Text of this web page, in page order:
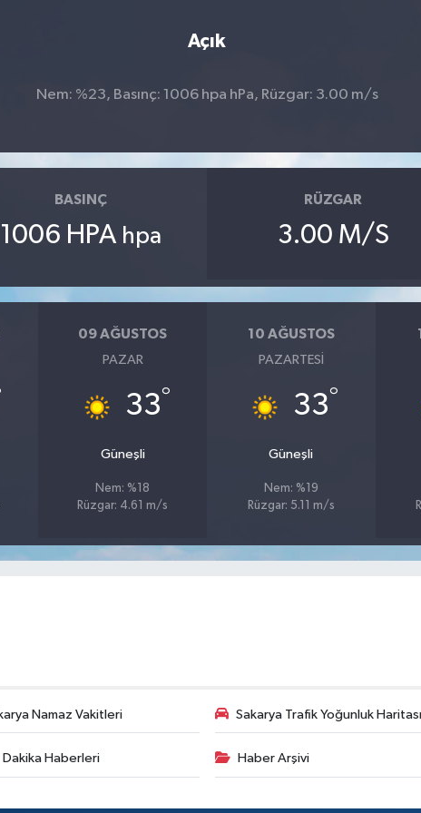
Açık
Nem: %23, Basınç: 1006 hpa hPa, Rüzgar: 3.00 m/s
BASINÇ
1006 HPA hpa
RÜZGAR
3.00 M/S
09 AĞUSTOS
PAZAR
33°
Güneşli
Nem: %18
Rüzgar: 4.61 m/s
10 AĞUSTOS
PAZARTESI
33°
Güneşli
Nem: %19
Rüzgar: 5.11 m/s
Namaz Vakitleri Sakarya Trafik Yoğunluk Haritası
Dakika Haberleri Haber Arşivi